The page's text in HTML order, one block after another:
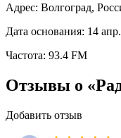
Адрес: Волгоград,
Дата основания: 14
Частота: 93.4 FM
Отзывы о
Добавить отзыв